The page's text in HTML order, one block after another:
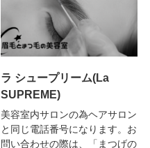
ラ シュープリーム(La
SUPREME)
美容室内サロンの為ヘアサロン
と同じ電話番号になります。お
問い合わせの際は、「まつげの